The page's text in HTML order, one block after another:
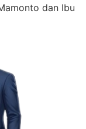
dan Ibu